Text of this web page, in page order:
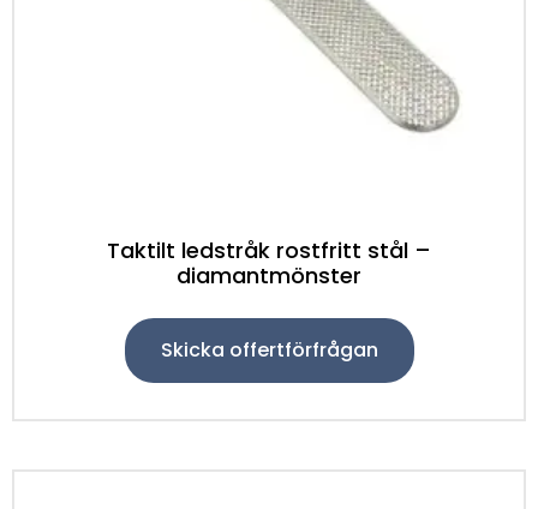
Taktilt ledstråk rostfritt stål –
diamantmönster
Skicka offertförfrågan